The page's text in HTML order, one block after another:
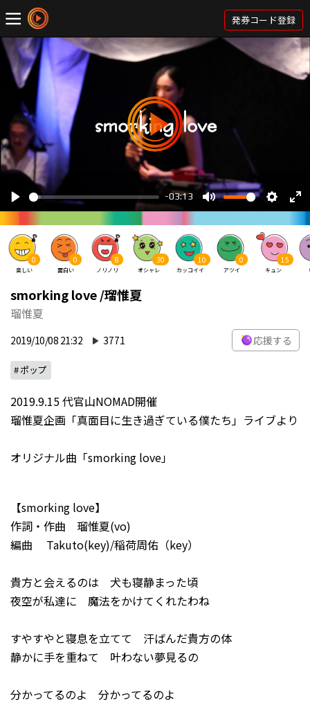
発券コード登録
0
楽しい
0
面白い
8
ノリノリ
30
オシャレ
10
カッコイイ
0
アツイ
15
キュン
smorking love /瑠惟夏
瑠惟夏
2019/10/08 21:32 3771 応援する
# ポップ
2019.9.15 代官山NOMAD開催
瑠惟夏企画「真面目に生き過ぎている僕たち」ライブより
オリジナル曲「smorking love」
【smorking love】
作詞・作曲 瑠惟夏(vo)
編曲 Takuto(key)/稲荷周佑（key）
貴方と会えるのは 犬も寝静まった頃
夜空が私達に 魔法をかけてくれたわね
すやすやと寝息を立てて 汗ばんだ貴方の体
静かに手を重ねて 叶わない夢見るの
分かってるのよ 分かってるのよ